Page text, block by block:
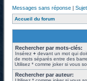
Messages sans réponse |
Accueil du forum
Rechercher par mots-clés:
Insérez + devant un mot qui
de mots séparés entre des
Utilisez * comme joker si vous
Rechercher par auteur: